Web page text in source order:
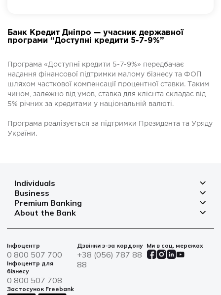
Банк Кредит Дніпро — учасник державної
програми “Доступні кредити 5-7-9%”
Програма «Доступні кредити 5-7-9%» передбачає
надання фінансової підтримки малому бізнесу та ФОП
шляхом часткової компенсації процентної ставки. Таким
чином, залежно від умов, ставка для клієнта складає від
5% річних за кредитами у національній валюті.
Програма реалізується за підтримки Президента та Уряду
України.
Individuals
Deposits
Mortgage
Insurance
Loans
Business
Deposits for business
Small and micro businesses
Bills and payments
Solutions for agro
IT solutions
Premium Banking
Deposits
Payment cards
Bank safes
War bonds
Service centers
About the Bank
Financial reporting
Information for shareholders and stakeholders
News
Інфоцентр
0 800 507 700
Інфоцентр для
бізнесу
0 800 507 708
Дзвінки з-за кордону
+38 (056) 787 88
88
Ми в соц. мережах
Застосунок Freebank